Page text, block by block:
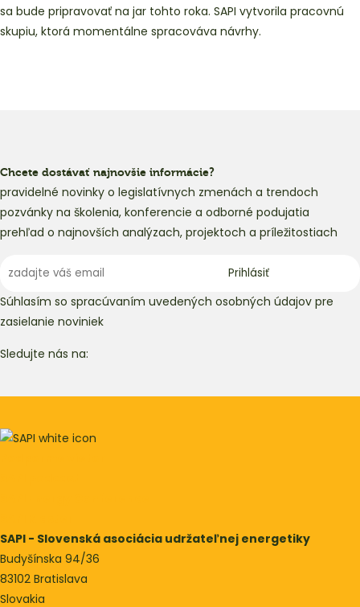
sa bude pripravovať na jar tohto roka. SAPI vytvorila pracovnú
skupiu, ktorá momentálne spracováva návrhy.
Chcete dostávať najnovšie informácie?
pravidelné novinky o legislatívnych zmenách a trendoch
pozvánky na školenia, konferencie a odborné podujatia
prehľad o najnovších analýzach, projektoch a príležitostiach
Súhlasím so spracúvaním uvedených osobných údajov pre
zasielanie noviniek
Sledujte nás na:
SAPI - Slovenská asociácia udržateľnej energetiky
Budyšínska 94/36
83102 Bratislava
Slovakia